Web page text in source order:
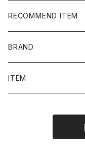
RECOMMEND ITEM
BRAND
NIKE
ITEM